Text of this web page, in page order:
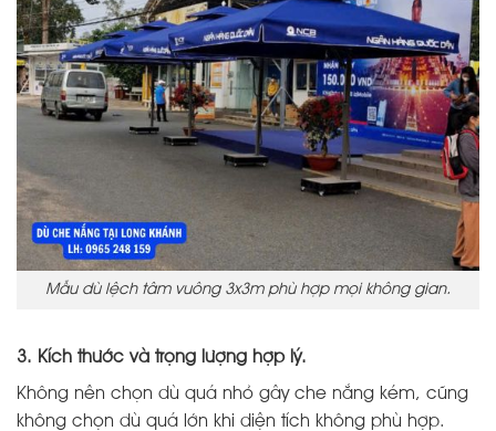
Mẫu dù lệch tâm vuông 3x3m phù hợp mọi không gian.
3. Kích thước và trọng lượng hợp lý.
Không nên chọn dù quá nhỏ gây che nắng kém, cũng
không chọn dù quá lớn khi diện tích không phù hợp.